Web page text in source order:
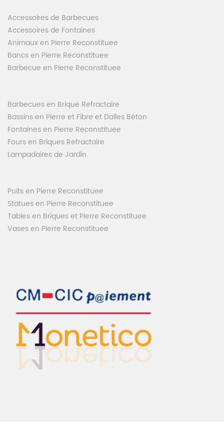
Accessoires de Barbecues
Accessoires de Fontaines
Animaux en Pierre Reconstituee
Bancs en Pierre Reconstituee
Barbecue en Pierre Reconstituee
Barbecues en Brique Refractaire
Bassins en Pierre et Fibre et Dalles Béton
Fontaines en Pierre Reconstituee
Fours en Briques Refractaire
Lampadaires de Jardin
Puits en Pierre Reconstituee
Statues en Pierre Reconstituee
Tables en Briques et Pierre Reconstituee
Vases en Pierre Reconstituee